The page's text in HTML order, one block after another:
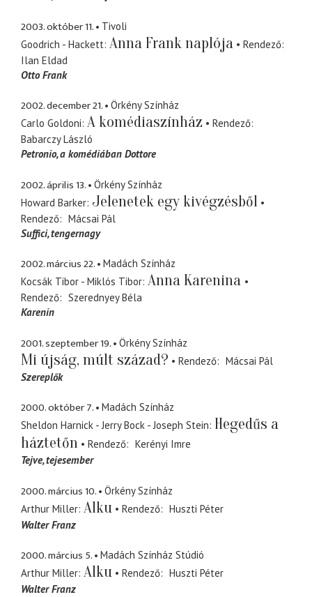
2003. október 11.
Tivoli
Goodrich - Hackett Anna Frank naplója
Rendező
Ilan Eldad
Otto Frank
2002. december 21.
Örkény Színház
Carlo Goldoni A komédiaszínház
Rendező
Babarczy László
Petronio a komédiában Dottore
2002. április 13.
Örkény Színház
Howard Barker Jelenetek egy kivégzésből
Rendező
Mácsai Pál
Suffici tengernagy
2002. március 22.
Madách Színház
Kocsák Tibor - Miklós Tibor Anna Karenina
Rendező
Szerednyey Béla
Karenin
2001. szeptember 19. Örkény Színház
Mi újság, múlt század? Rendező
Mácsai Pál
Szereplők
2000. október 7.
Madách Színház
Sheldon Harnick - Jerry Bock - Joseph Stein Hegedűs a
háztetőn
Rendező
Kerényi Imre
Tejve tejesember
2000. március 10.
Örkény Színház
Arthur Miller Alku Rendező
Huszti Péter
Walter Franz
2000. március 5.
Madách Színház Stúdió
Arthur Miller Alku Rendező
Huszti Péter
Walter Franz